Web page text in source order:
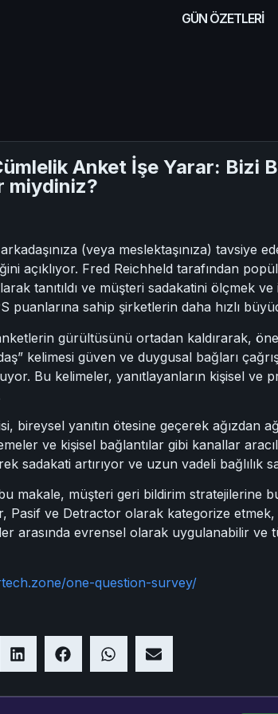
GÜN ÖZETLERİ
Anket İşe Yarar: Bizi
miydiniz?
(veya meslektaşınıza) tavsiye
açıklıyor. Fred Reichheld tarafından
tanıtıldı ve müşteri sadakatini ölçmek
puanlarına sahip şirketlerin daha hızlı
gürültüsünü ortadan kaldırarak,
kelimesi güven ve duygusal bağları
Bu kelimeler, yanıtlayanların kişisel ve
bireysel yanıtın ötesine geçerek ağızdan
ve kişisel bağlantılar gibi kanallar
sadakati artırıyor ve uzun vadeli bağlılık
makale, müşteri geri bildirim
Pasif ve Detractor olarak kategorize
arasında evrensel olarak uygulanabilir
one-question-survey/